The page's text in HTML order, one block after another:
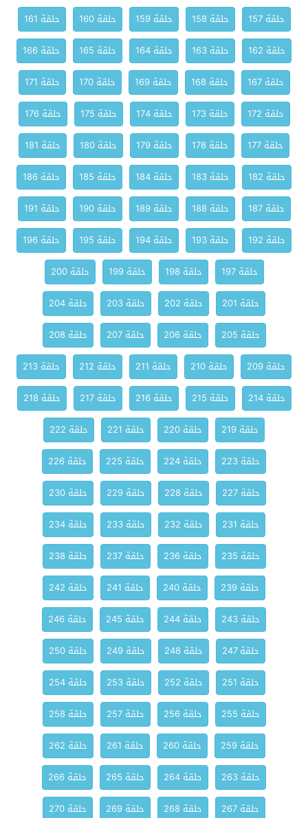
حلقة 157 حلقة 158 حلقة 159 حلقة 160
حلقة 161
حلقة 162
حلقة 163 حلقة 164 حلقة 165
حلقة 166
حلقة 167
حلقة 168 حلقة 169 حلقة 170
حلقة 171
حلقة 172
حلقة 173 حلقة 174 حلقة 175
حلقة 176
حلقة 177
حلقة 178 حلقة 179 حلقة 180
حلقة 181
حلقة 182
حلقة 183 حلقة 184 حلقة 185
حلقة 186
حلقة 187
حلقة 188 حلقة 189 حلقة 190
حلقة 191
حلقة 192
حلقة 193 حلقة 194 حلقة 195
حلقة 196
حلقة 197
حلقة 198 حلقة 199
حلقة 200
حلقة 201
حلقة 202 حلقة 203
حلقة 204
حلقة 205
حلقة 206 حلقة 207
حلقة 208
حلقة 209
حلقة 210 حلقة 211 حلقة 212
حلقة 213
حلقة 214
حلقة 215 حلقة 216 حلقة 217
حلقة 218
حلقة 219
حلقة 220 حلقة 221
حلقة 222
حلقة 223
حلقة 224 حلقة 225
حلقة 226
حلقة 227
حلقة 228 حلقة 229
حلقة 230
حلقة 231
حلقة 232 حلقة 233
حلقة 234
حلقة 235
حلقة 236 حلقة 237
حلقة 238
حلقة 239
حلقة 240 حلقة 241
حلقة 242
حلقة 243
حلقة 244 حلقة 245
حلقة 246
حلقة 247
حلقة 248 حلقة 249
حلقة 250
حلقة 251
حلقة 252 حلقة 253
حلقة 254
حلقة 255
حلقة 256 حلقة 257
حلقة 258
حلقة 259
حلقة 260 حلقة 261
حلقة 262
حلقة 263
حلقة 264 حلقة 265
حلقة 266
حلقة 267
حلقة 268 حلقة 269
حلقة 270